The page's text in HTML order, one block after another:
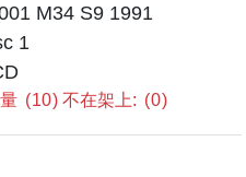
M34 S9 1991
1
10 不在架上: 0